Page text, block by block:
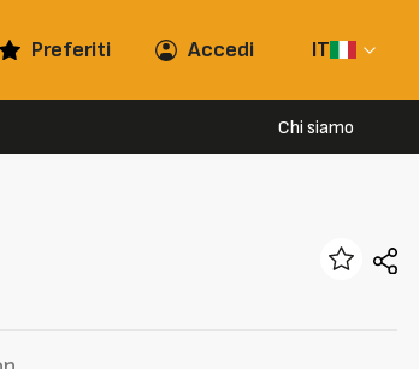
Preferiti Accedi IT
Chi siamo